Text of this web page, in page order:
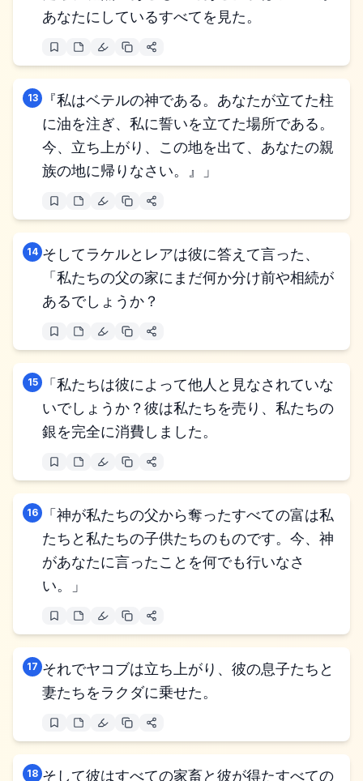
あなたにしているすべてを見た。
13
『私はベテルの神である。あなたが立てた柱
に油を注ぎ、私に誓いを立てた場所である。
今、立ち上がり、この地を出て、あなたの親
族の地に帰りなさい。』」
14 そしてラケルとレアは彼に答えて言った、
「私たちの父の家にまだ何か分け前や相続が
あるでしょうか？
15
「私たちは彼によって他人と見なされていな
いでしょうか？彼は私たちを売り、私たちの
銀を完全に消費しました。
16
「神が私たちの父から奪ったすべての富は私
たちと私たちの子供たちのものです。今、神
があなたに言ったことを何でも行いなさ
い。」
17 それでヤコブは立ち上がり、彼の息子たちと
妻たちをラクダに乗せた。
18 そして彼はすべての家畜と彼が得たすべての